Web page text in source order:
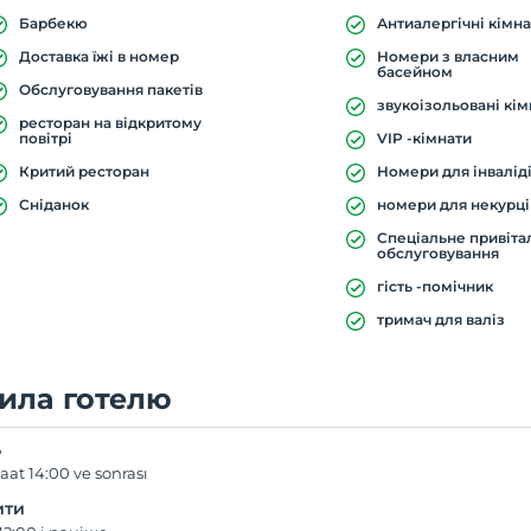
Барбекю
Доставка їжі в номер
Обслуговування пакетів
ресторан на відкритому
повітрі
Критий ресторан
Сніданок
Антиалергічні
Номери з власним
басейном
звукоізольовані
VIP -кімнати
Номери для
номери для
Спеціальне
обслуговування
гість -помічник
тримач для валіз
готелю
14:00 ve sonrası